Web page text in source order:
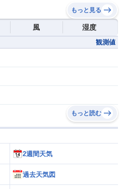
もっと見る
風 湿度
観測値
もっと読む
2週間天気
過去天気図